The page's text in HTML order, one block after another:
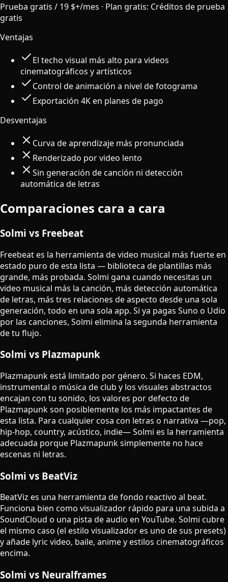
Prueba gratis / 19 $+/mes · Plan gratis: Créditos de prueba
gratis
Ventajas
El techo visual más alto para videos
cinematográficos y artísticos
Control de animación a nivel de fotograma
Exportación 4K en planes de pago
Desventajas
Curva de aprendizaje más pronunciada
Renderizado por video lento
Sin generación de canción ni detección
automática de letras
Comparaciones cara a cara
Solmi vs Freebeat
Freebeat es la herramienta de video musical más fuerte en
estado puro de esta lista — biblioteca de plantillas más
grande, más probada. Solmi gana cuando necesitas un
video musical más la canción, más detección automática
de letras, más tres relaciones de aspecto desde una sola
generación, todo en una sola app. Si ya pagas Suno o Udio
por las canciones, Solmi elimina la segunda herramienta
de tu flujo.
Solmi vs Plazmapunk
Plazmapunk está limitado por género. Si haces EDM,
instrumental o música de club y los visuales abstractos
encajan con tu sonido, los valores por defecto de
Plazmapunk son posiblemente los más impactantes de
esta lista. Para cualquier cosa con letras o narrativa —pop,
hip-hop, country, acústico, indie— Solmi es la herramienta
adecuada porque Plazmapunk simplemente no hace
escenas ni letras.
Solmi vs BeatViz
BeatViz es una herramienta de fondo reactivo al beat.
Funciona bien como visualizador rápido para una subida a
SoundCloud o una pista de audio en YouTube. Solmi cubre
el mismo caso (el estilo visualizador es uno de sus presets)
y añade lyric video, baile, anime y estilos cinematográficos
encima.
Solmi vs Neuralframes